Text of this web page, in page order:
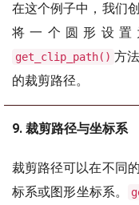
在这个例子中，我们
将一个圆形设
get_clip_path() 方
的裁剪路径。
9. 裁剪路径与坐标系
裁剪路径可以在不同
标系或图形坐标系。